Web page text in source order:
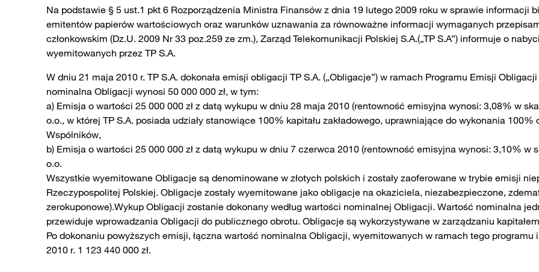
Na podstawie § 5 ust.1 pkt 6 Rozporządzenia Ministra Finansów z dnia 19 lutego 2009 roku w sprawie informacji
emitentów papierów wartościowych oraz warunków uznawania za równoważne informacji wymaganych
członkowskim (Dz.U. 2009 Nr 33 poz.259 ze zm.), Zarząd Telekomunikacji Polskiej S.A.(„TP S.A”) informuje o
wyemitowanych przez TP S.A.
W dniu 21 maja 2010 r. TP S.A. dokonała emisji obligacji TP S.A. („Obligacje”) w ramach Programu Emisji
nominalna Obligacji wynosi 50 000 000 zł, w tym:
a) Emisja o wartości 25 000 000 zł z datą wykupu w dniu 28 maja 2010 (rentowność emisyjna wynosi: 3,08% w
o.o., w której TP S.A. posiada udziały stanowiące 100% kapitału zakładowego, uprawniające do wykonania
Wspólników,
b) Emisja o wartości 25 000 000 zł z datą wykupu w dniu 7 czerwca 2010 (rentowność emisyjna wynosi: 3,10% w
o.o.
Wszystkie wyemitowane Obligacje są denominowane w złotych polskich i zostały zaoferowane w trybie emisji
Rzeczypospolitej Polskiej. Obligacje zostały wyemitowane jako obligacje na okaziciela, niezabezpieczone,
zerokuponowe).Wykup Obligacji zostanie dokonany według wartości nominalnej Obligacji. Wartość nominalna
przewiduje wprowadzania Obligacji do publicznego obrotu. Obligacje są wykorzystywane w zarządzaniu
Po dokonaniu powyższych emisji, łączna wartość nominalna Obligacji, wyemitowanych w ramach tego
2010 r. 1 123 440 000 zł.